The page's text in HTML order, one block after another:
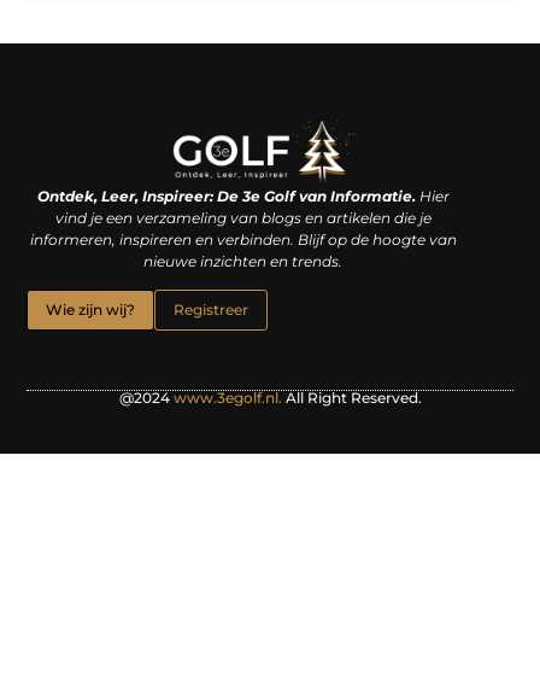
Ontdek, Leer, Inspireer: De 3e Golf van Informatie.Hier
vind je een verzameling van blogs en artikelen die je
informeren, inspireren en verbinden. Blijf op de hoogte van
nieuwe inzichten en trends.
Wie zijn wij? Registreer
@2024www.3egolf.nl.All Right Reserved.